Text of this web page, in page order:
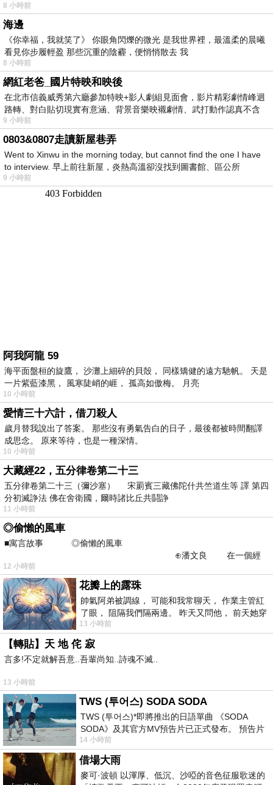
8 小時前
海邊
《你幸福，我就笑了》 你眼角閃爍的微光 是我世界裡，最溫柔的晨曦
看見你步履輕盈 那些沉重的陰霾，便悄悄散去 我
8 小時前
網紅老爸_國片特映和映後
在北市信義威秀第六廳參加特映+影人劇組見面會，影片精彩劇情峰迴
路轉、對白貼切現實有意涵、背景音樂映襯劇情、武打動作認真不含
糊、
9 小時前
0803&0807走讀新屋巷弄
Went to Xinwu in the morning today, but cannot find the one I have
to interview. 早上前往新屋，炎熱高溫卻沒找到圖書館、區公所
9 小時前
阿我阿龍 59
海平面盤桓的旋鷹， 沙灘上細碎的貝殼， 同樣矯健的遠方馳帆。 天是
一片紫藍漆黑， 風寒陡峭的崕， 孤高如傲梅。 月亮
10 小時前
愛情三十六計，借刀殺人
歲月替我說出了答案。 那些沒有勇氣告白的日子，最後都被時間翻譯
成思念。 原來等待，也是一種深情。
10 小時前
大藏經22，五分律卷第二十三
五分律卷第二十三（彌沙塞） 宋罽賓三藏佛陀什共竺道生等 譯 第四
分初滅諍法 佛在舍衛國，爾時諸比丘共鬪諍
11 小時前
◎偷懶的風車
■寓言故事 ◎偷懶的風車
⊕潘文良 在一個經
常颳風的山丘上—&m
12 小時前
花瓣上的露珠
帥氣阿弟被調線， 可能和我常聊天， 作業主管紅
了眼， 阻隔我們隔兩邊。 昨天又問他， 前天她穿
什麼顏色衣服， 不經
13 小時前
【轉貼】天 地 侘 寂
言多!不定就解吾意..吾輩尚知..詩魂不滅..
13 小時前
TWS (투어스) SODA SODA
TWS (투어스)*即將推出的日語單曲 《SODA
SODA》及其官方MV預告片已正式發布。 預告片
一經發布， 就引發了粉絲們對這次夏季回
14 小時前
借場大雨
麥可·波頓 以渾厚、低沉、沙啞的音色征服歌迷的